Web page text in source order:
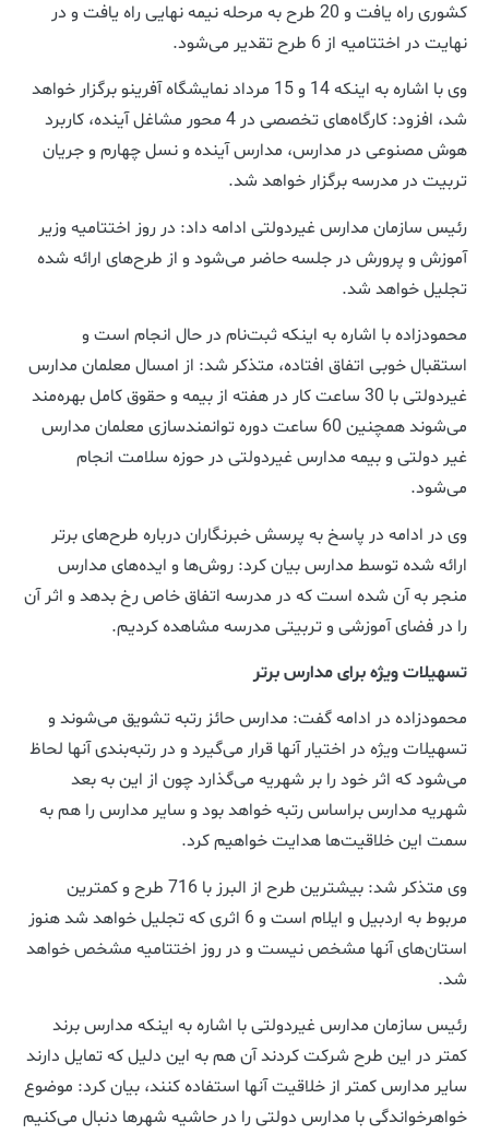
کشوری راه یافت و 20 طرح به مرحله نیمه نهایی راه یافت و در
نهایت در اختتامیه از 6 طرح تقدیر می‌شود.
وی با اشاره به اینکه 14 و 15 مرداد نمایشگاه آفرینو برگزار خواهد
شد، افزود: کارگاه‌های تخصصی در 4 محور مشاغل آینده، کاربرد
هوش مصنوعی در مدارس، مدارس آینده و نسل چهارم و جریان
تربیت در مدرسه برگزار خواهد شد.
رئیس سازمان مدارس غیردولتی ادامه داد: در روز اختتامیه وزیر
آموزش و پرورش در جلسه حاضر می‌شود و از طرح‌های ارائه شده
تجلیل خواهد شد.
محمودزاده با اشاره به اینکه ثبت‌نام در حال انجام است و
استقبال خوبی اتفاق افتاده، متذکر شد: از امسال معلمان مدارس
غیردولتی با 30 ساعت کار در هفته از بیمه و حقوق کامل بهره‌مند
می‌شوند همچنین 60 ساعت دوره توانمندسازی معلمان مدارس
غیر دولتی و بیمه مدارس غیردولتی در حوزه سلامت انجام
می‌شود.
وی در ادامه در پاسخ به پرسش خبرنگاران درباره طرح‌های برتر
ارائه شده توسط مدارس بیان کرد: روش‌ها و ایده‌های مدارس
منجر به آن شده است که در مدرسه اتفاق خاص رخ بدهد و اثر آن
را در فضای آموزشی و تربیتی مدرسه مشاهده کردیم.
تسهیلات ویژه برای مدارس برتر
محمودزاده در ادامه گفت: مدارس حائز رتبه تشویق می‌شوند و
تسهیلات ویژه در اختیار آنها قرار می‌گیرد و در رتبه‌بندی آنها لحاظ
می‌شود که اثر خود را بر شهریه می‌گذارد چون از این به بعد
شهریه مدارس براساس رتبه خواهد بود و سایر مدارس را هم به
سمت این خلاقیت‌ها هدایت خواهیم کرد.
وی متذکر شد: بیشترین طرح از البرز با 716 طرح و کمترین
مربوط به اردبیل و ایلام است و 6 اثری که تجلیل خواهد شد هنوز
استان‌‌های آنها مشخص نیست و در روز اختتامیه مشخص خواهد
شد.
رئیس سازمان مدارس غیردولتی با اشاره به اینکه مدارس برند
کمتر در این طرح شرکت کردند آن هم به این دلیل که تمایل دارند
سایر مدارس کمتر از خلاقیت آنها استفاده کنند، بیان کرد: موضوع
خواهرخواندگی با مدارس دولتی را در حاشیه شهرها دنبال می‌کنیم